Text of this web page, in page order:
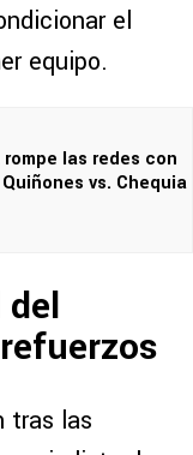
el
equipo.
las redes con
vs. Chequia
del
tras las